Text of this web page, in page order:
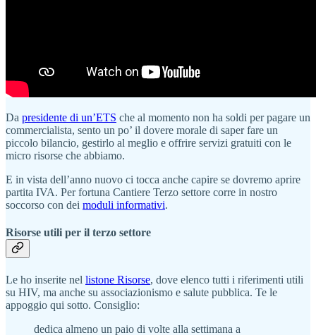
Da presidente di un’ETS che al momento non ha soldi per pagare un
commercialista, sento un po’ il dovere morale di saper fare un
piccolo bilancio, gestirlo al meglio e offrire servizi gratuiti con le
micro risorse che abbiamo.
E in vista dell’anno nuovo ci tocca anche capire se dovremo aprire
partita IVA. Per fortuna Cantiere Terzo settore corre in nostro
soccorso con dei moduli informativi.
Risorse utili per il terzo settore
Le ho inserite nel listone Risorse, dove elenco tutti i riferimenti utili
su HIV, ma anche su associazionismo e salute pubblica. Te le
appoggio qui sotto. Consiglio:
dedica almeno un paio di volte alla settimana a